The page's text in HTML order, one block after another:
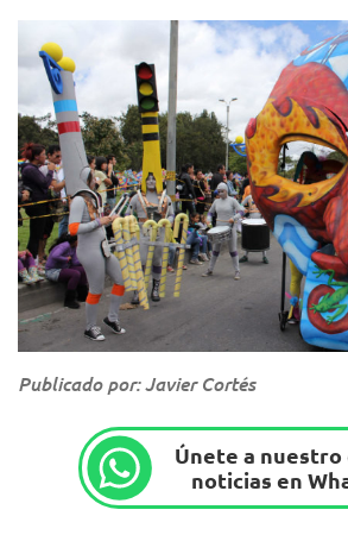
Publicado por: Javier Cortés
Únete a nuestro
noticias en